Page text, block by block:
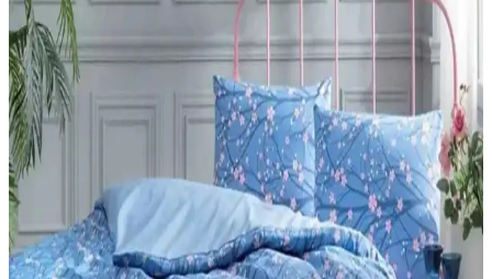
Çocuklar İçin Sportaj Işıklı Patenler Karşılaştırması
ve En İyi Seçenekler
Bu makalede, iki popüler Sportaj ışıklı çocuk pateni detaylarıyla
karşılaştırılıyor. Ürünlerin özellikleri ve kullanıcı yorumlarıyla en
uygun seçeneği belirlemenize yardımcı oluyor.
Genel Markalar ve SolinpaTech 3D Kalemleri
Karşılaştırması ve Kullanım İpuçları
İki popüler 3D kalemi karşılaştırıyoruz. Kullanım kolaylığı,
güvenlik, fiyat ve tasarım özellikleriyle en iyi seçimi yapmanıza
yardımcı oluyoruz.